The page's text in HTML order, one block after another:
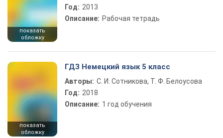
показать
обложку
Год: 2013
Описание: Рабочая тетрадь
показать
обложку
ГДЗ Немецкий язык 5 класс
Авторы: С. И. Сотникова, Т. Ф. Белоусова
Год: 2018
Описание: 1 год обучения